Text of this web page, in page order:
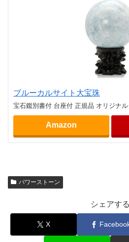
ブルーカルサイト大宝珠
宝石鑑別書付 台座付 正規品 オリジナ
Amazon
パワーストーン
シェアする
X